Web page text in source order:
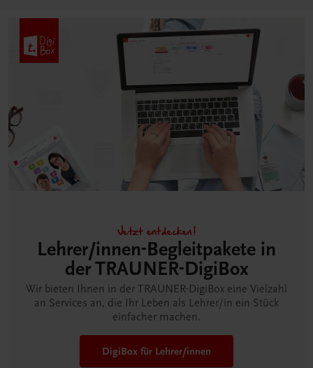
Jetzt entdecken!
Lehrer/innen-Begleitpakete in
der TRAUNER-DigiBox
Wir bieten Ihnen in der TRAUNER-DigiBox eine Vielzahl
an Services an, die Ihr Leben als Lehrer/in ein Stück
einfacher machen.
DigiBox für Lehrer/innen